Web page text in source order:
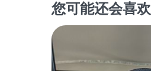
您可能还会喜欢